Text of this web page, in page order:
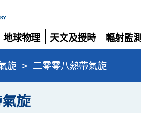
地球物理
展
開
天文及授時
展
開
輻射監測
展
開
旋 > 二零零八熱帶氣旋
旋